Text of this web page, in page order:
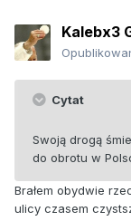
Kalebx3
Cytat
Swoją drogą
do obrotu w
Brałem obydwie
ulicy czasem